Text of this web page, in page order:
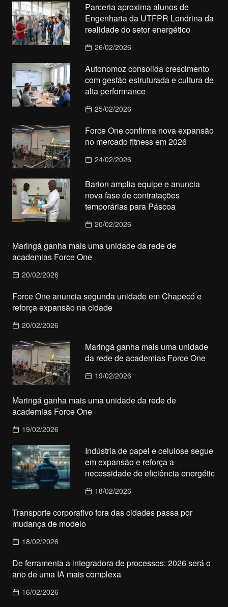
Parceria aproxima alunos de
Engenharia da UTFPR Londrina da
realidade do setor energético
26/02/2026
Autonomoz consolida crescimento
com gestão estruturada e cultura de
alta performance
25/02/2026
Force One confirma nova expansão
no mercado fitness em 2026
24/02/2026
Barion amplia equipe e anuncia
nova fase de contratações
temporárias para Páscoa
20/02/2026
Maringá ganha mais uma unidade da rede de
academias Force One
20/02/2026
Force One anuncia segunda unidade em Chapecó e
reforça expansão na cidade
20/02/2026
Maringá ganha mais uma unidade
da rede de academias Force One
19/02/2026
Maringá ganha mais uma unidade da rede de
academias Force One
19/02/2026
Indústria de papel e celulose segue
em expansão e reforça a
necessidade de eficiência energétic
18/02/2026
Transporte corporativo fora das cidades passa por
mudança de modelo
18/02/2026
De ferramenta a integradora de processos: 2026 será o
ano de uma IA mais complexa
16/02/2026